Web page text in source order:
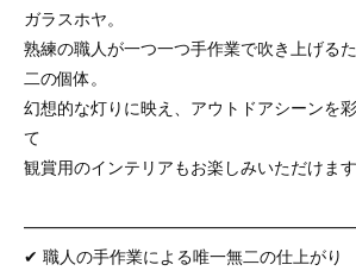
ガラスホヤ。
熟練の職人が一つ一つ手作業で吹き上げる
二の個体。
幻想的な灯りに映え、アウトドアシーンを
て
観賞用のインテリアもお楽しみいただけます
✔ 職人の手作業による唯一無二の仕上がり